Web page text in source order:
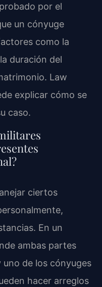
por el
un cónyuge
como la
duración del
Law
explicar cómo se
caso.
ciertos
En un
ambas partes
uno de los cónyuges
hacer arreglos